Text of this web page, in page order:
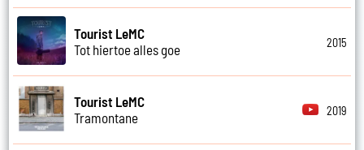
Tourist LeMC
Tot hiertoe alles goe
2015
Tourist LeMC
Tramontane
2019